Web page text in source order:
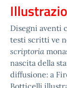
Disegni aventi
testi scritti ve
scriptoria
nascita della
diffusione: a